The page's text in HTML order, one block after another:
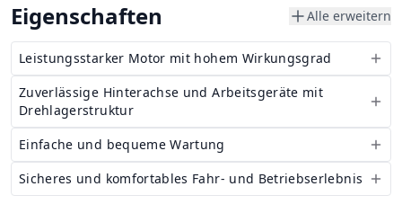
Eigenschaften Alle erweitern
Leistungsstarker Motor mit hohem Wirkungsgrad
Zuverlässige Hinterachse und Arbeitsgeräte mit
Drehlagerstruktur
Einfache und bequeme Wartung
Sicheres und komfortables Fahr- und Betriebserlebnis